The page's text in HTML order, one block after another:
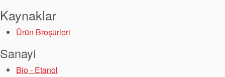
Kaynaklar
Ürün Broşürleri
Sanayi
Bio - Etanol